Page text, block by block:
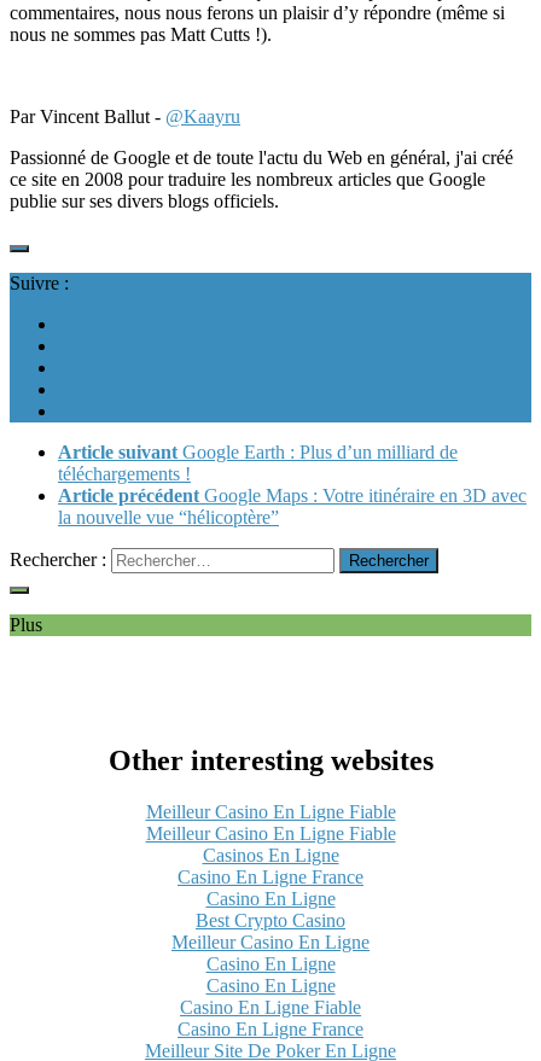
commentaires, nous nous ferons un plaisir d’y répondre (même si
nous ne sommes pas Matt Cutts !).
Par Vincent Ballut - @Kaayru
Passionné de Google et de toute l'actu du Web en général, j'ai créé
ce site en 2008 pour traduire les nombreux articles que Google
publie sur ses divers blogs officiels.
Suivre :
Article suivant Google Earth : Plus d’un milliard de
téléchargements !
Article précédent Google Maps : Votre itinéraire en 3D avec
la nouvelle vue “hélicoptère”
Rechercher :
Plus
Other interesting websites
Meilleur Casino En Ligne Fiable
Meilleur Casino En Ligne Fiable
Casinos En Ligne
Casino En Ligne France
Casino En Ligne
Best Crypto Casino
Meilleur Casino En Ligne
Casino En Ligne
Casino En Ligne
Casino En Ligne Fiable
Casino En Ligne France
Meilleur Site De Poker En Ligne